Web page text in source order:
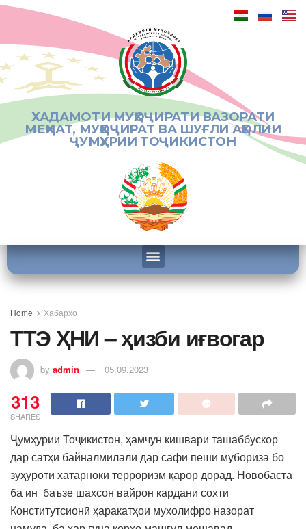
ХАДАМОТИ МУҲОҶИРАТИ ВАЗОРАТИ
МЕҲНАТ, МУҲОҶИРАТ ВА ШУҒЛИ АҲОЛИИ
ҶУМҲУРИИ ТОҶИКИСТОН
Home Хабархо
ТТЭ ҲНИ – ҳизби иғвогар
by admin 05.09.2023
313
SHARES
Ҷумҳурии Тоҷикистон, ҳамчун кишвари ташаббускор
дар сатҳи байналмилалӣ дар сафи пеши мубориза бо
зуҳуроти хатарноки терроризм қарор дорад. Новобаста
ба ин баъзе шахсон вайрон кардани сохти
Конститутсионӣ ҳаракатҳои мухолифро назорат